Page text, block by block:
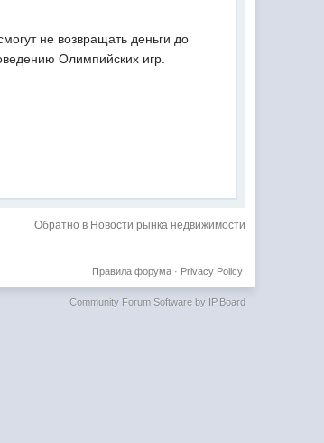
не возвращать деньги до
Олимпийских игр.
Обратно в Новости рынка недвижимости
Privacy Policy
Правила форума·
Community Forum Software by IP.Board